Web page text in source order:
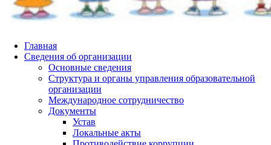
Главная
Сведения об организации
Основные сведения
Структура и органы управления образовательной
организации
Международное сотрудничество
Документы
Устав
Локальные акты